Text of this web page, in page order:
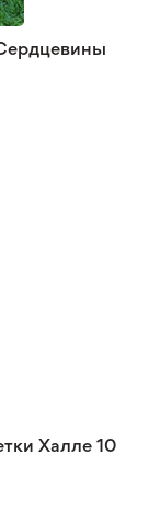
Халле 10